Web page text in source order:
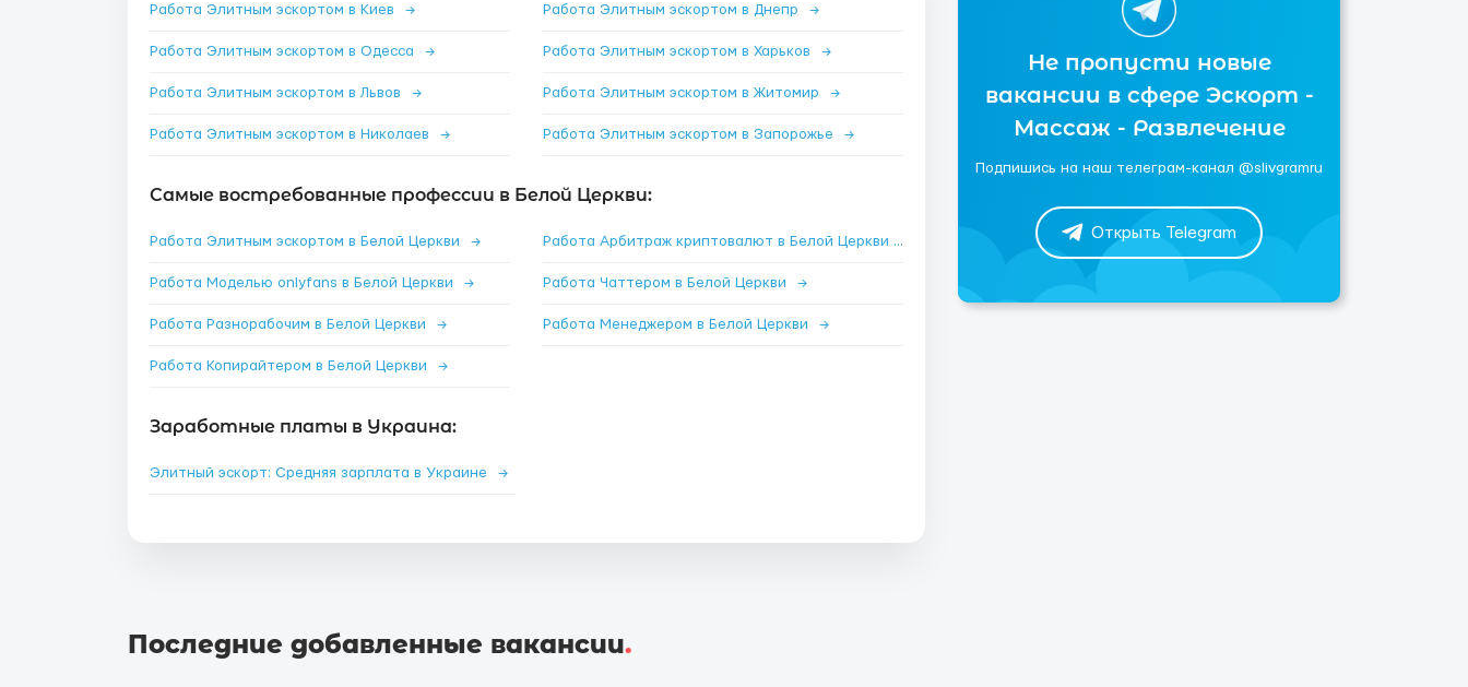
Работа Элитным эскортом в Киев → Работа Элитным эскортом в Днепр →
Работа Элитным эскортом в Одесса → Работа Элитным эскортом в Харьков →
Работа Элитным эскортом в Львов → Работа Элитным эскортом в Житомир →
Работа Элитным эскортом в Николаев → Работа Элитным эскортом в Запорожье →
Самые востребованные профессии в Белой Церкви:
Работа Элитным эскортом в Белой Церкви → Работа Арбитраж криптовалют в Белой Церкви→
Работа Моделью onlyfans в Белой Церкви → Работа Чаттером в Белой Церкви →
Работа Разнорабочим в Белой Церкви → Работа Менеджером в Белой Церкви →
Работа Копирайтером в Белой Церкви →
Заработные платы в Украина:
Элитный эскорт: Средняя зарплата в Украине →
Не пропусти новые
вакансии в сфере Эскорт -
Массаж - Развлечение
Подпишись на наш телеграм-канал @slivgramru
Открыть Telegram
Последние добавленные вакансии.